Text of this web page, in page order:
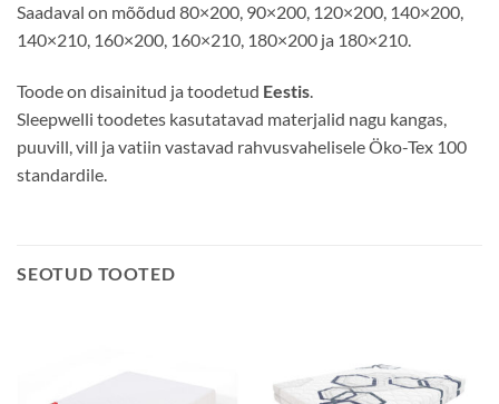
Saadaval on mõõdud 80×200, 90×200, 120×200, 140×200,
140×210, 160×200, 160×210, 180×200 ja 180×210.
Toode on disainitud ja toodetud Eestis.
Sleepwelli toodetes kasutatavad materjalid nagu kangas,
puuvill, vill ja vatiin vastavad rahvusvahelisele Öko-Tex 100
standardile.
SEOTUD TOOTED